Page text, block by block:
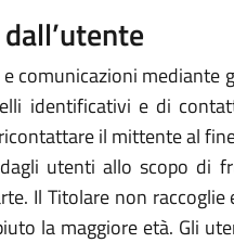
comunicazioni
identificativi e di
il mittente al
utenti allo scopo di
Il Titolare non
la maggiore età. Gli